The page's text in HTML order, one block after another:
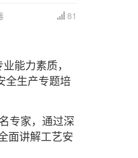
81
能力素质，
全生产专题培
专家，通过深
面讲解工艺安